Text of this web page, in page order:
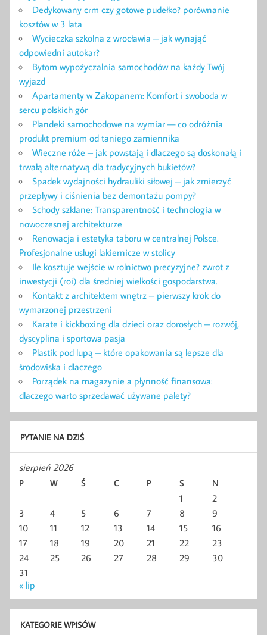
Dedykowany crm czy gotowe pudełko? porównanie
kosztów w 3 lata
Wycieczka szkolna z wrocławia – jak wynająć
odpowiedni autokar?
Bytom wypożyczalnia samochodów na każdy Twój
wyjazd
Apartamenty w Zakopanem: Komfort i swoboda w
sercu polskich gór
Plandeki samochodowe na wymiar — co odróżnia
produkt premium od taniego zamiennika
Wieczne róże – jak powstają i dlaczego są doskonałą i
trwałą alternatywą dla tradycyjnych bukietów?
Spadek wydajności hydrauliki siłowej – jak zmierzyć
przepływy i ciśnienia bez demontażu pompy?
Schody szklane: Transparentność i technologia w
nowoczesnej architekturze
Renowacja i estetyka taboru w centralnej Polsce.
Profesjonalne usługi lakiernicze w stolicy
Ile kosztuje wejście w rolnictwo precyzyjne? zwrot z
inwestycji (roi) dla średniej wielkości gospodarstwa.
Kontakt z architektem wnętrz – pierwszy krok do
wymarzonej przestrzeni
Karate i kickboxing dla dzieci oraz dorosłych – rozwój,
dyscyplina i sportowa pasja
Plastik pod lupą – które opakowania są lepsze dla
środowiska i dlaczego
Porządek na magazynie a płynność finansowa:
dlaczego warto sprzedawać używane palety?
PYTANIE NA DZIŚ
sierpień 2026
P W Ś C P S N
1
2
3
4 5 6 7 8
9
10
11 12 13 14 15
16
17
18 19 20 21 22
23
24
25 26 27 28 29
30
31
« lip
KATEGORIE WPISÓW